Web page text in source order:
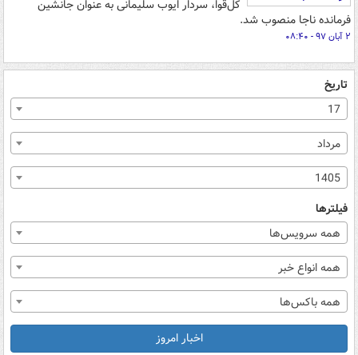
کل‌قوا، سردار ایوب سلیمانی به عنوان جانشین
فرمانده ناجا منصوب شد.
۲ آبان ۹۷ - ۰۸:۴۰
تاریخ
17
مرداد
1405
فیلترها
همه سرویس‌ها
همه انواع خبر
همه باکس‌ها
اخبار امروز